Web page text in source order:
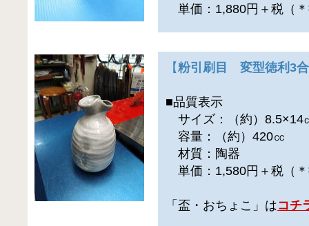
単価：1,880円＋税（
【粉引刷目 変型徳利3合
■品質表示
サイズ：（約）8.5×14
容量：（約）420㏄
材質：陶器
単価：1,580円＋税（
「盃・おちょこ」はコチ